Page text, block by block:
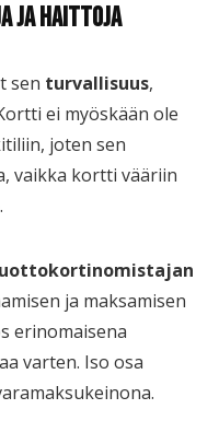
ja haittoja
sen turvallisuus,
ei myöskään ole
joten sen
vaikka kortti vääriin
ja maksamisen
erinomaisena
varten. Iso osa